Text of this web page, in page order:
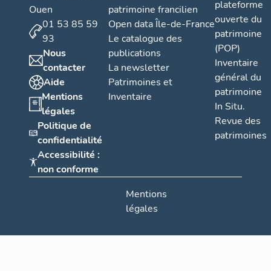
Ouen
01 53 85 59
93
Nous
contacter
Aide
Mentions
légales
Politique de
confidentialité
Accessibilité :
non conforme
patrimoine francilien
Open data Île-de-France
Le catalogue des
publications
La newsletter
Patrimoines et
Inventaire
plateforme
ouverte du
patrimoine
(POP)
Inventaire
général du
patrimoine
In Situ.
Revue des
patrimoines
Mentions
légales